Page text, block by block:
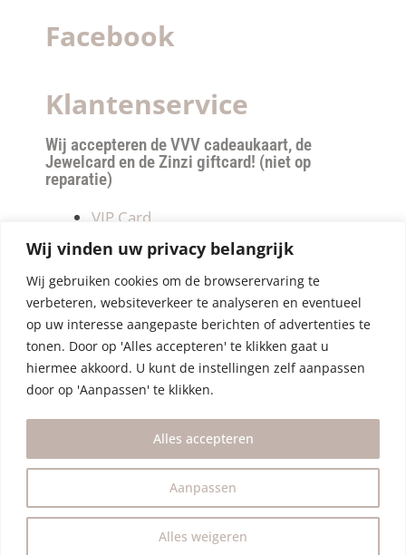
Wij vinden uw privacy belangrijk
Wij gebruiken cookies om de browserervaring te
verbeteren, websiteverkeer te analyseren en eventueel
op uw interesse aangepaste berichten of advertenties te
tonen. Door op 'Alles accepteren' te klikken gaat u
hiermee akkoord. U kunt de instellingen zelf aanpassen
door op 'Aanpassen' te klikken.
Aanpassen
Alles weigeren
Alles accepteren
Facebook
Klantenservice
Wij accepteren de VVV cadeaukaart, de
Jewelcard en de Zinzi giftcard! (niet op
reparatie)
VIP Card
Retourneren
Betalen & verzendkosten
Privacy Policy
Algemene Voorwaarden